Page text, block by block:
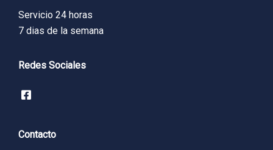
Servicio 24 horas
7 dias de la semana
Redes Sociales
Contacto